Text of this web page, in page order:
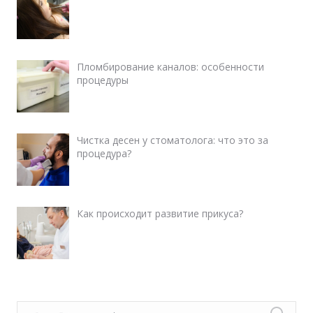
Пломбирование каналов: особенности
процедуры
Чистка десен у стоматолога: что это за
процедура?
Как происходит развитие прикуса?